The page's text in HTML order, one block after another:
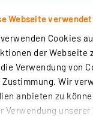
Webseite
Cookies
der Webseite
Verwendung von
Zustimmung. Wir
anbieten zu
Verwendung
Ihren
von 1 Watt
69 lm/W
mit 4000 K